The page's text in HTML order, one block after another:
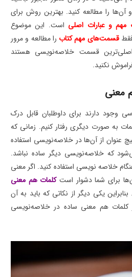
آن‌ها را مطالعه کنید. بهترین روش برای
مهم و عبارات اصلی است. این موضوع
قسمت‌های مهم کتاب را مطالعه و مرور
قسمت خلاصه‌نویسی هستند
نکنید.
وجود دارند برای داوطلبان قابل درک
به صورت دیگری رفتار کنیم. زمانی که
عنوان از آن‌ها در خلاصه‌نویسی استفاده
که خلاصه‌نویسی دیگر ساده نباشد.
خلاصه نویسی استفاده کنید. اگر معنی
برای شما دشوار استکلمات هم معنی
بنابراین یکی دیگر از نکاتی که باید به آن
کلمات هم معنی ساده در خلاصه‌نویسی